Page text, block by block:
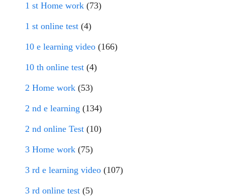
1 st Home work (73)
1 st online test (4)
10 e learning video (166)
10 th online test (4)
2 Home work (53)
2 nd e learning (134)
2 nd online Test (10)
3 Home work (75)
3 rd e learning video (107)
3 rd online test (5)